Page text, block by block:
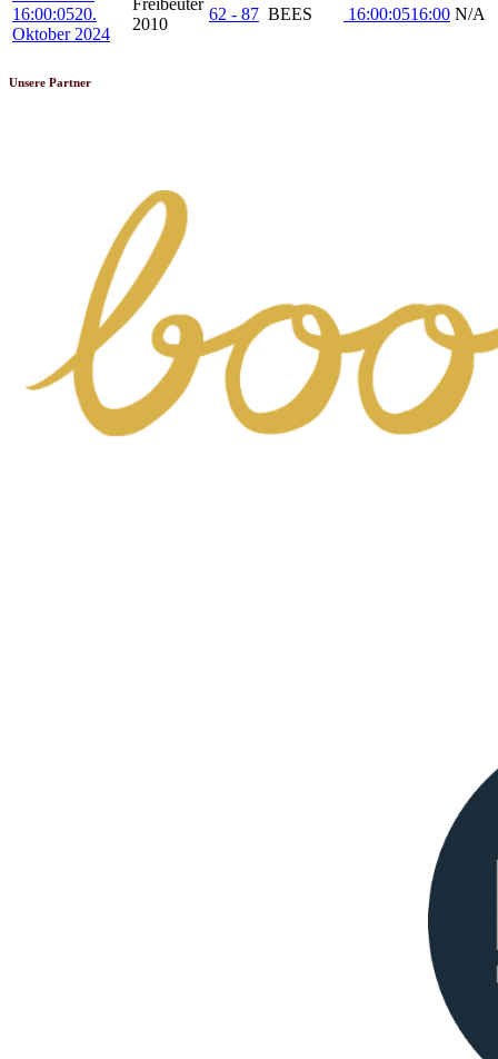
16:00:0520.
Oktober 2024
2010
62 - 87 BEES 16:00:0516:00 N/A
Unsere Partner